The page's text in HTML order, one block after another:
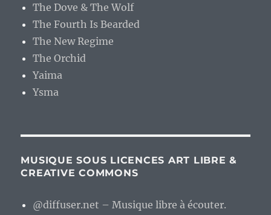
The Dove & The Wolf
The Fourth Is Bearded
The New Regime
The Orchid
Yaima
Ysma
MUSIQUE SOUS LICENCES ART LIBRE &
CREATIVE COMMONS
@diffuser.net – Musique libre à écouter.